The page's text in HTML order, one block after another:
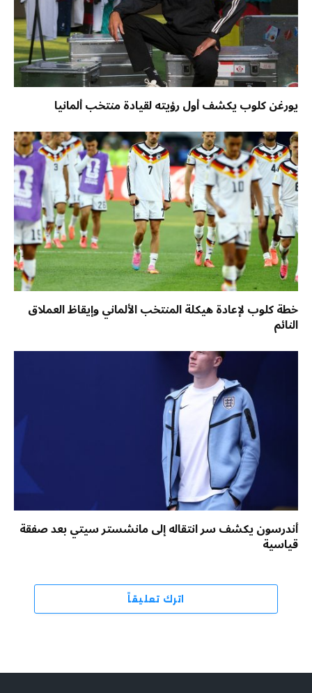
يورغن كلوب يكشف أول رؤيته لقيادة منتخب ألمانيا
خطة كلوب لإعادة هيكلة المنتخب الألماني وإيقاظ العملاق
النائم
أندرسون يكشف سر انتقاله إلى مانشستر سيتي بعد صفقة
قياسية
اترك تعليقاً